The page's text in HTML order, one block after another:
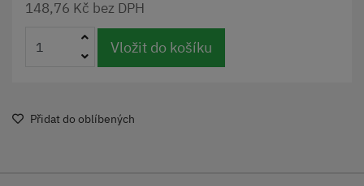
148,76 Kč bez DPH
Vložit do košíku
Přidat do oblíbených